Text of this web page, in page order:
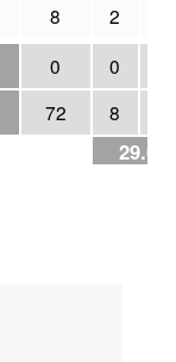
8 2
0 0
72 8
29.6%